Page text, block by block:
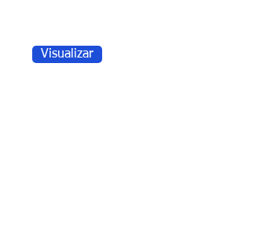
Visualizar